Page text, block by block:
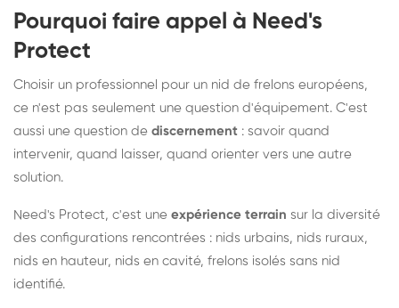
Pourquoi faire appel à Need's
Protect
Choisir un professionnel pour un nid de frelons européens,
ce n'est pas seulement une question d'équipement. C'est
aussi une question de discernement : savoir quand
intervenir, quand laisser, quand orienter vers une autre
solution.
Need's Protect, c'est une expérience terrain sur la diversité
des configurations rencontrées : nids urbains, nids ruraux,
nids en hauteur, nids en cavité, frelons isolés sans nid
identifié.